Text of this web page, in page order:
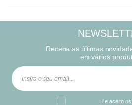
Receba as últimas
em vários
Li e aceito